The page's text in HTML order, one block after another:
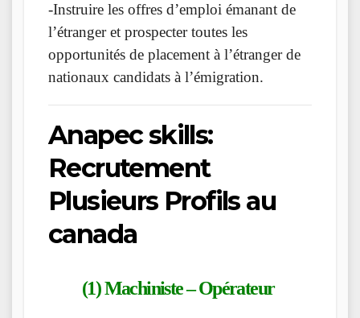
-Instruire les offres d’emploi émanant de
l’étranger et prospecter toutes les
opportunités de placement à l’étranger de
nationaux candidats à l’émigration.
Anapec skills:
Recrutement
Plusieurs Profils au
canada
(1) Machiniste – Opérateur